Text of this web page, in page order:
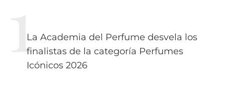
La Academia del Perfume desvela los
finalistas de la categoría Perfumes
Icónicos 2026